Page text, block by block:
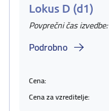
Lokus D (d1)
Povprečni čas
Podrobno
Cena:
Cena za vzreditelje: